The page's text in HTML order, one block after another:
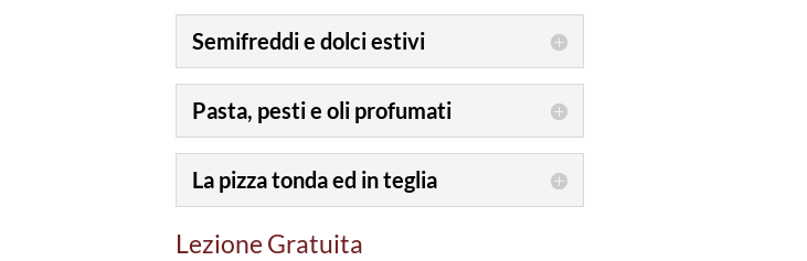
Semifreddi e dolci estivi
Pasta, pesti e oli profumati
La pizza tonda ed in teglia
Lezione Gratuita